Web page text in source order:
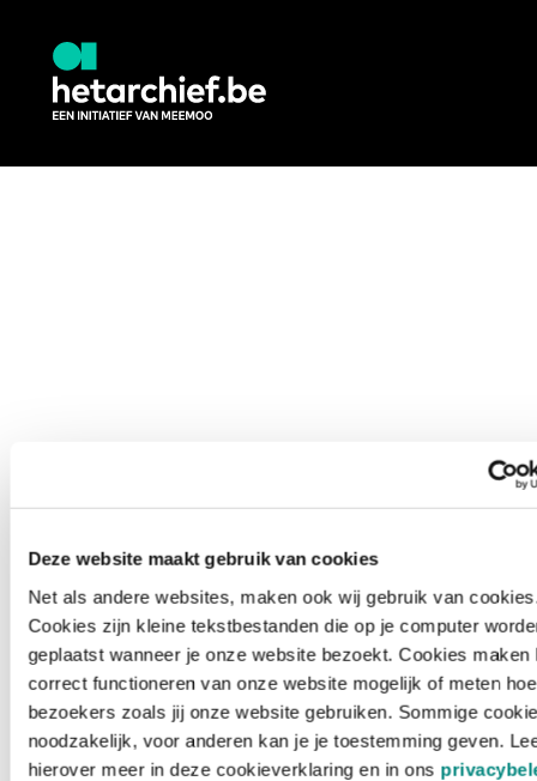
Deze website maakt gebruik van cookies
Net als andere websites, maken ook wij gebruik van
Cookies zijn kleine tekstbestanden die op je computer
geplaatst wanneer je onze website bezoekt. Cookies maken
correct functioneren van onze website mogelijk of meten hoe
bezoekers zoals jij onze website gebruiken. Sommige
noodzakelijk, voor anderen kan je je toestemming geven.
hierover meer in deze cookieverklaring en in ons